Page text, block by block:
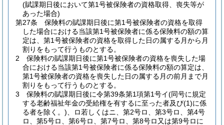
(賦課期日後において第1号被保険者の資格取得、喪失等が
あった場合)
第27条
保険料の賦課期日後に第1号被保険者の資格を取得
した場合における当該第1号被保険者に係る保険料の額の算
定は、第1号被保険者の資格を取得した日の属する月から月
割りをもって行うものとする。
2
保険料の賦課期日後に第1号被保険者の資格を喪失した場
合における当該第1号被保険者に係る保険料の額の算定は、
第1号被保険者の資格を喪失した日の属する月の前月まで月
割りをもって行うものとする。
3
保険料の賦課期日後に令第39条第1項第1号イ(同号に規定
する老齢福祉年金の受給権を有するに至った者及び(1)に係
る者を除く。) 、ロ若しくはニ、第2号ロ、第3号ロ、第4号
ロ、第5号ロ、第6号ロ、第7号ロ、第8号ロ又は第9号ロに